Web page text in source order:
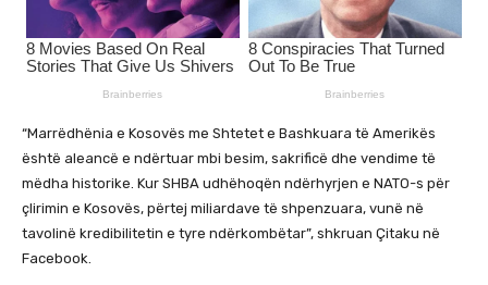
“Marrëdhënia e Kosovës me Shtetet e Bashkuara të Amerikës
është aleancë e ndërtuar mbi besim, sakrificë dhe vendime të
mëdha historike. Kur SHBA udhëhoqën ndërhyrjen e NATO-s për
çlirimin e Kosovës, përtej miliardave të shpenzuara, vunë në
tavolinë kredibilitetin e tyre ndërkombëtar”, shkruan Çitaku në
Facebook.